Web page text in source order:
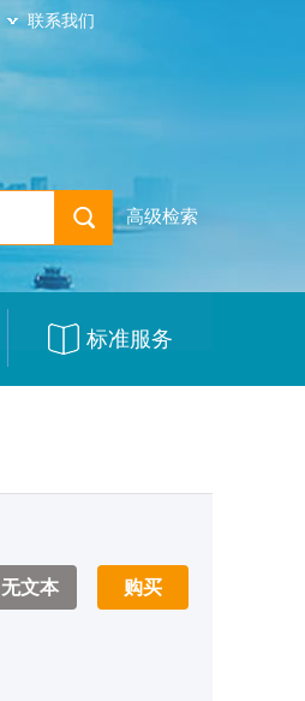
联系我们
高级检索
标准服务
无文本 购买